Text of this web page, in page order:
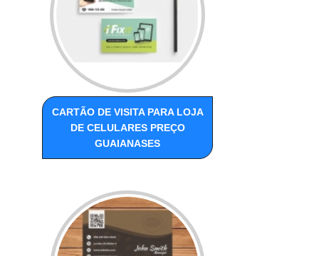
CARTÃO DE VISITA PARA LOJA
DE CELULARES PREÇO
GUAIANASES